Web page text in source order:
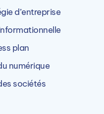
d’entreprise
plan
numérique
sociétés